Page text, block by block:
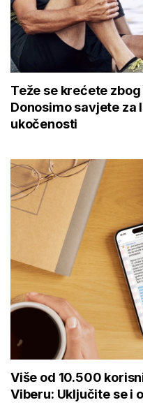
Teže se krećete
Donosimo savjete za
ukočenosti
Više od 10.500
Viberu: Uključite se i